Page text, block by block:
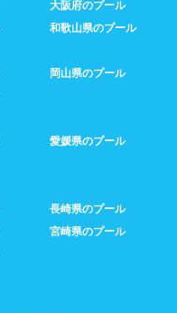
大阪府のプール
和歌山県のプール
岡山県のプール
愛媛県のプール
長崎県のプール
宮崎県のプール